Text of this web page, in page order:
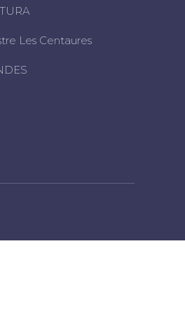
Les Centaures